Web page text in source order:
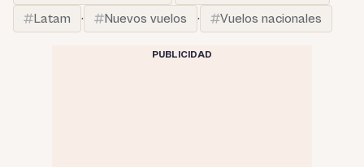
Latam
· Nuevos vuelos · Vuelos nacionales
PUBLICIDAD